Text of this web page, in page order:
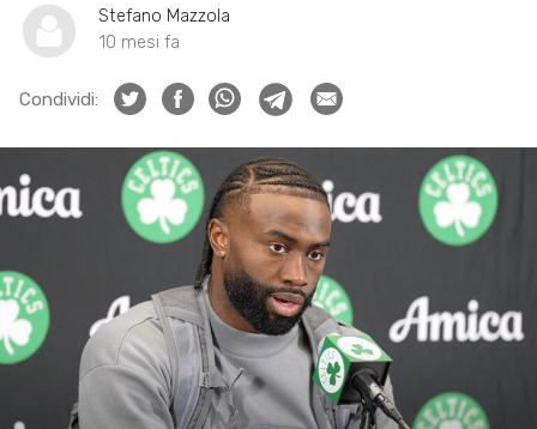
Stefano Mazzola
10 mesi fa
Condividi: